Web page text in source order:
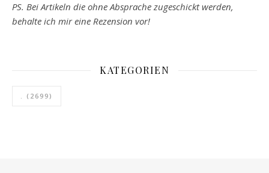
PS. Bei Artikeln die ohne Absprache zugeschickt werden,
behalte ich mir eine Rezension vor!
KATEGORIEN
. (2699)